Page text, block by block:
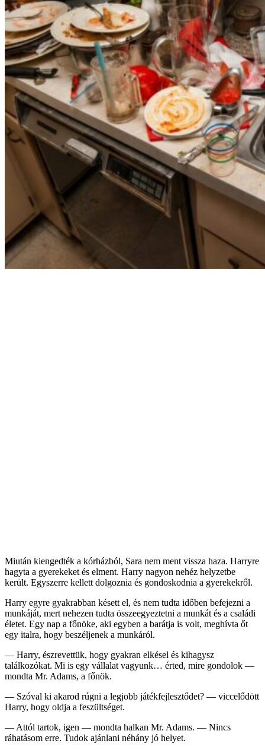
Miután kiengedték a kórházból, Sara nem ment vissza haza. Harryre
hagyta a gyerekeket és elment. Harry nagyon nehéz helyzetbe
került. Egyszerre kellett dolgoznia és gondoskodnia a gyerekekről.
Harry egyre gyakrabban késett el, és nem tudta időben befejezni a
munkáját, mert nehezen tudta összeegyeztetni a munkát és a családi
életet. Egy nap a főnöke, aki egyben a barátja is volt, meghívta őt
egy italra, hogy beszéljenek a munkáról.
— Harry, észrevettük, hogy gyakran elkésel és kihagysz
találkozókat. Mi is egy vállalat vagyunk… érted, mire gondolok —
mondta Mr. Adams, a főnök.
— Szóval ki akarod rúgni a legjobb játékfejlesztődet? — viccelődött
Harry, hogy oldja a feszültséget.
— Attól tartok, igen — mondta halkan Mr. Adams. — Nincs
ráhatásom erre. Tudok ajánlani néhány jó helyet.